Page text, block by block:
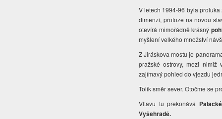
V letech 1994-96 byla
dimenzi, protože na novou
otevírá mimořádně krásný
myšlení velkého množství
Z Jiráskova mostu je
pražské ostrovy, mezi
zajímavý pohled do vjezdu
Tolik směr sever. Otočme se
Vltavu tu překonává
Vyšehradě.